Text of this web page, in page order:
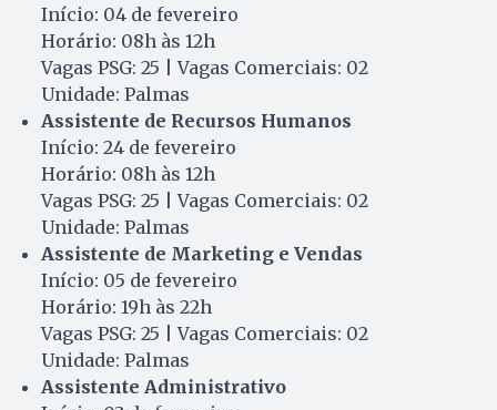
Início: 04 de fevereiro
Horário: 08h às 12h
Vagas PSG: 25 | Vagas Comerciais: 02
Unidade: Palmas
Assistente de Recursos Humanos
Início: 24 de fevereiro
Horário: 08h às 12h
Vagas PSG: 25 | Vagas Comerciais: 02
Unidade: Palmas
Assistente de Marketing e Vendas
Início: 05 de fevereiro
Horário: 19h às 22h
Vagas PSG: 25 | Vagas Comerciais: 02
Unidade: Palmas
Assistente Administrativo